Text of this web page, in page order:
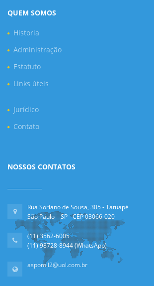
QUEM SOMOS
Historia
Administração
Estatuto
Links úteis
Jurídico
Contato
NOSSOS CONTATOS
Rua Soriano de Sousa, 305 - Tatuapé
São Paulo – SP - CEP 03066-020
(11) 3562-6005
(11) 98728-8944 (WhatsApp)
aspomil2@uol.com.br